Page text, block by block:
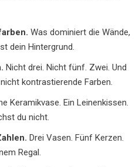
Was dominiert die Wände,
dein Hintergrund.
Nicht drei. Nicht fünf. Zwei. Und
kontrastierende Farben.
Keramikvase. Ein Leinenkissen.
du nicht.
Drei Vasen. Fünf Kerzen.
Regal.